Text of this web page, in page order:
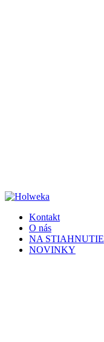
Kontakt
O nás
NA STIAHNUTIE
NOVINKY